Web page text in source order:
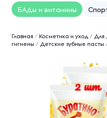
БАДы и витамины
Главная / Косметика и уход / Для
гигиены / Детские зубные пасты